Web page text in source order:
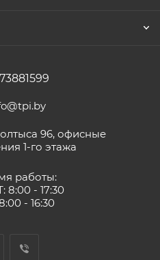
96, офисные
1-го этажа
работы:
8:00 - 17:30
- 16:30